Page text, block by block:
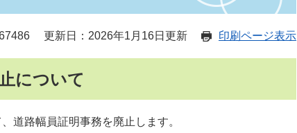
更新日：2026年1月16日更新 印刷ページ表示
について
道路幅員証明事務を廃止します。